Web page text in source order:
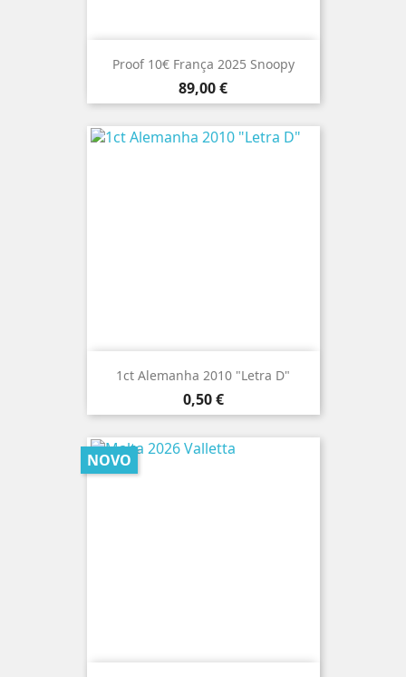
Proof 10€ França 2025 Snoopy
Preço
89,00 €
1ct Alemanha 2010 "Letra D"
Preço
0,50 €
NOVO